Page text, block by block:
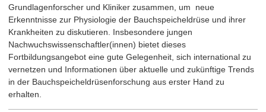
Grundlagenforscher und Kliniker zusammen, um neue
Erkenntnisse zur Physiologie der Bauchspeicheldrüse und ihrer
Krankheiten zu diskutieren. Insbesondere jungen
Nachwuchswissenschaftler(innen) bietet dieses
Fortbildungsangebot eine gute Gelegenheit, sich international zu
vernetzen und Informationen über aktuelle und zukünftige Trends
in der Bauchspeicheldrüsenforschung aus erster Hand zu
erhalten.